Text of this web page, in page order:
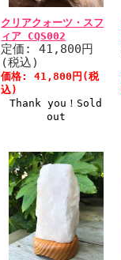
クリアクォーツ・スフ
ィア CQS002
定価: 41,800円
(税込)
価格: 41,800円(税
込)
Thank you！Sold
out